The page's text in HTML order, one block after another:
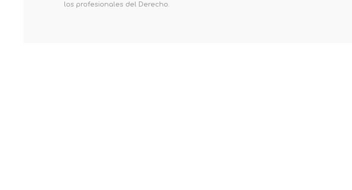
los profesionales del Derecho.